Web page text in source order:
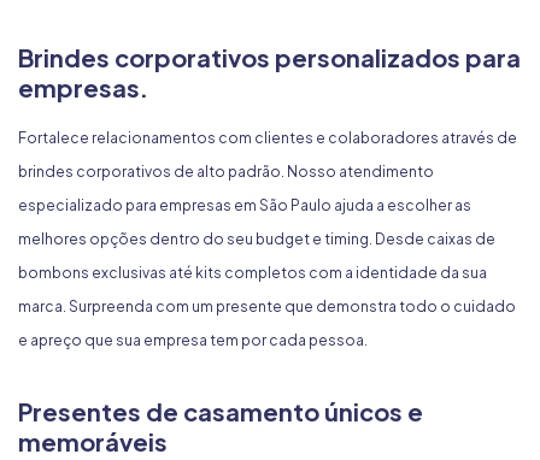
Brindes corporativos personalizados para
empresas.
Fortalece relacionamentos com clientes e colaboradores através de
brindes corporativos de alto padrão. Nosso atendimento
especializado para empresas em São Paulo ajuda a escolher as
melhores opções dentro do seu budget e timing. Desde caixas de
bombons exclusivas até kits completos com a identidade da sua
marca. Surpreenda com um presente que demonstra todo o cuidado
e apreço que sua empresa tem por cada pessoa.
Presentes de casamento únicos e
memoráveis